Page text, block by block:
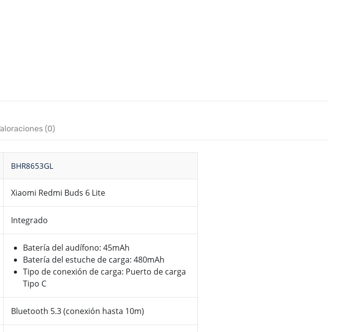
(0)
BHR8653GL
Xiaomi Redmi Buds 6 Lite
Integrado
Batería del audífono: 45mAh
Batería del estuche de carga: 480mAh
Tipo de conexión de carga: Puerto de carga
Tipo C
Bluetooth 5.3 (conexión hasta 10m)